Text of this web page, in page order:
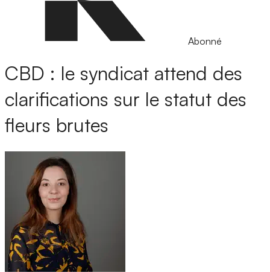
Abonné
CBD : le syndicat attend des
clarifications sur le statut des
fleurs brutes